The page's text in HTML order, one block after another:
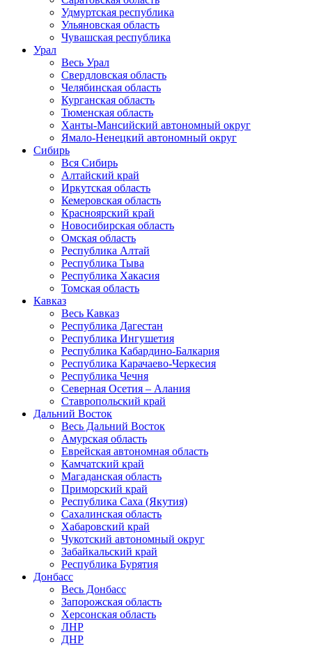
Удмуртская республика
Ульяновская область
Чувашская республика
Урал
Весь Урал
Свердловская область
Челябинская область
Курганская область
Тюменская область
Ханты-Мансийский автономный округ
Ямало-Ненецкий автономный округ
Сибирь
Вся Сибирь
Алтайский край
Иркутская область
Кемеровская область
Красноярский край
Новосибирская область
Омская область
Республика Алтай
Республика Тыва
Республика Хакасия
Томская область
Кавказ
Весь Кавказ
Республика Дагестан
Республика Ингушетия
Республика Кабардино-Балкария
Республика Карачаево-Черкесия
Республика Чечня
Северная Осетия – Алания
Ставропольский край
Дальний Восток
Весь Дальний Восток
Амурская область
Еврейская автономная область
Камчатский край
Магаданская область
Приморский край
Республика Саха (Якутия)
Сахалинская область
Хабаровский край
Чукотский автономный округ
Забайкальский край
Республика Бурятия
Донбасс
Весь Донбасс
Запорожская область
Херсонская область
ЛНР
ДНР